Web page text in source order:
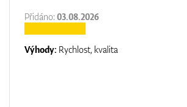
Přidáno: 03.08.2026
Výhody: Rychlost, kvalita